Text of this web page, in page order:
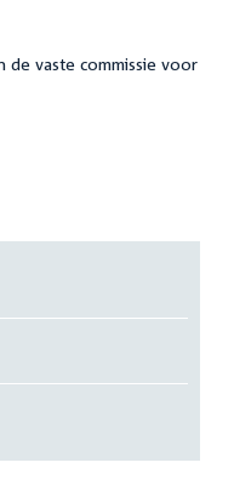
de vaste commissie voor